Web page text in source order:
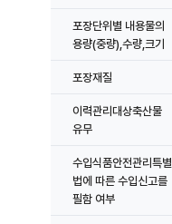
포장단위별 내용물의
용량(중량),수량,크기
포장재질
이력관리대상축산물
유무
수입식품안전관리특별
법에 따른 수입신고를
필함 여부